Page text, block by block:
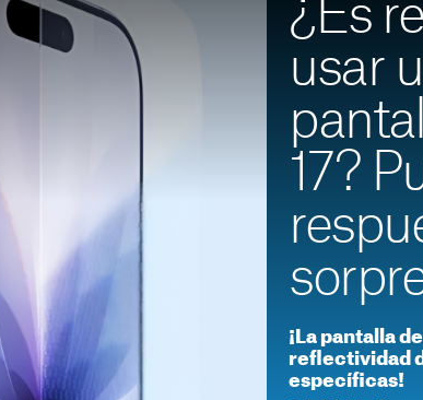
¿Es
usar
17?
¡La pantalla
reflectividad
específicas!